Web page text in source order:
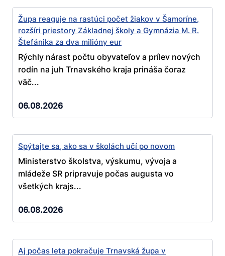
Župa reaguje na rastúci počet žiakov v Šamoríne,
rozšíri priestory Základnej školy a Gymnázia M. R.
Štefánika za dva milióny eur
Rýchly nárast počtu obyvateľov a prílev nových
rodín na juh Trnavského kraja prináša čoraz
väč...
06.08.2026
Spýtajte sa, ako sa v školách učí po novom
Ministerstvo školstva, výskumu, vývoja a
mládeže SR pripravuje počas augusta vo
všetkých krajs...
06.08.2026
Aj počas leta pokračuje Trnavská župa v